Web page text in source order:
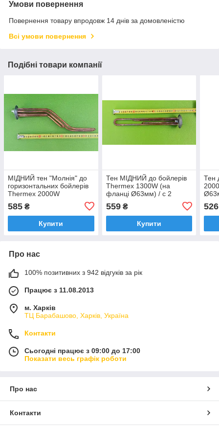
Умови повернення
Повернення товару впродовж 14 днів за домовленістю
Всі умови повернення
Подібні товари компанії
МІДНИЙ тен "Молнія" до
горизонтальних бойлерів
Thermex 2000W
(1300W+700W) на фланці
Ø63мм (з 2 трубками під
датчики) KAWAI
585 ₴
Купити
Тен МІДНИЙ до бойлерів
Thermex 1300W (на
фланці Ø63мм) / с 2
трубками під термостати
(Thermowatt, Італія)
559₴
Купити
Тен
526
Про нас
100% позитивних з 942 відгуків за рік
Працює з 11.08.2013
м. Харків
ТЦ Барабашово, Харків, Україна
Контакти
Сьогодні працює з 09:00 до 17:00
Показати весь графік роботи
Про нас
Контакти